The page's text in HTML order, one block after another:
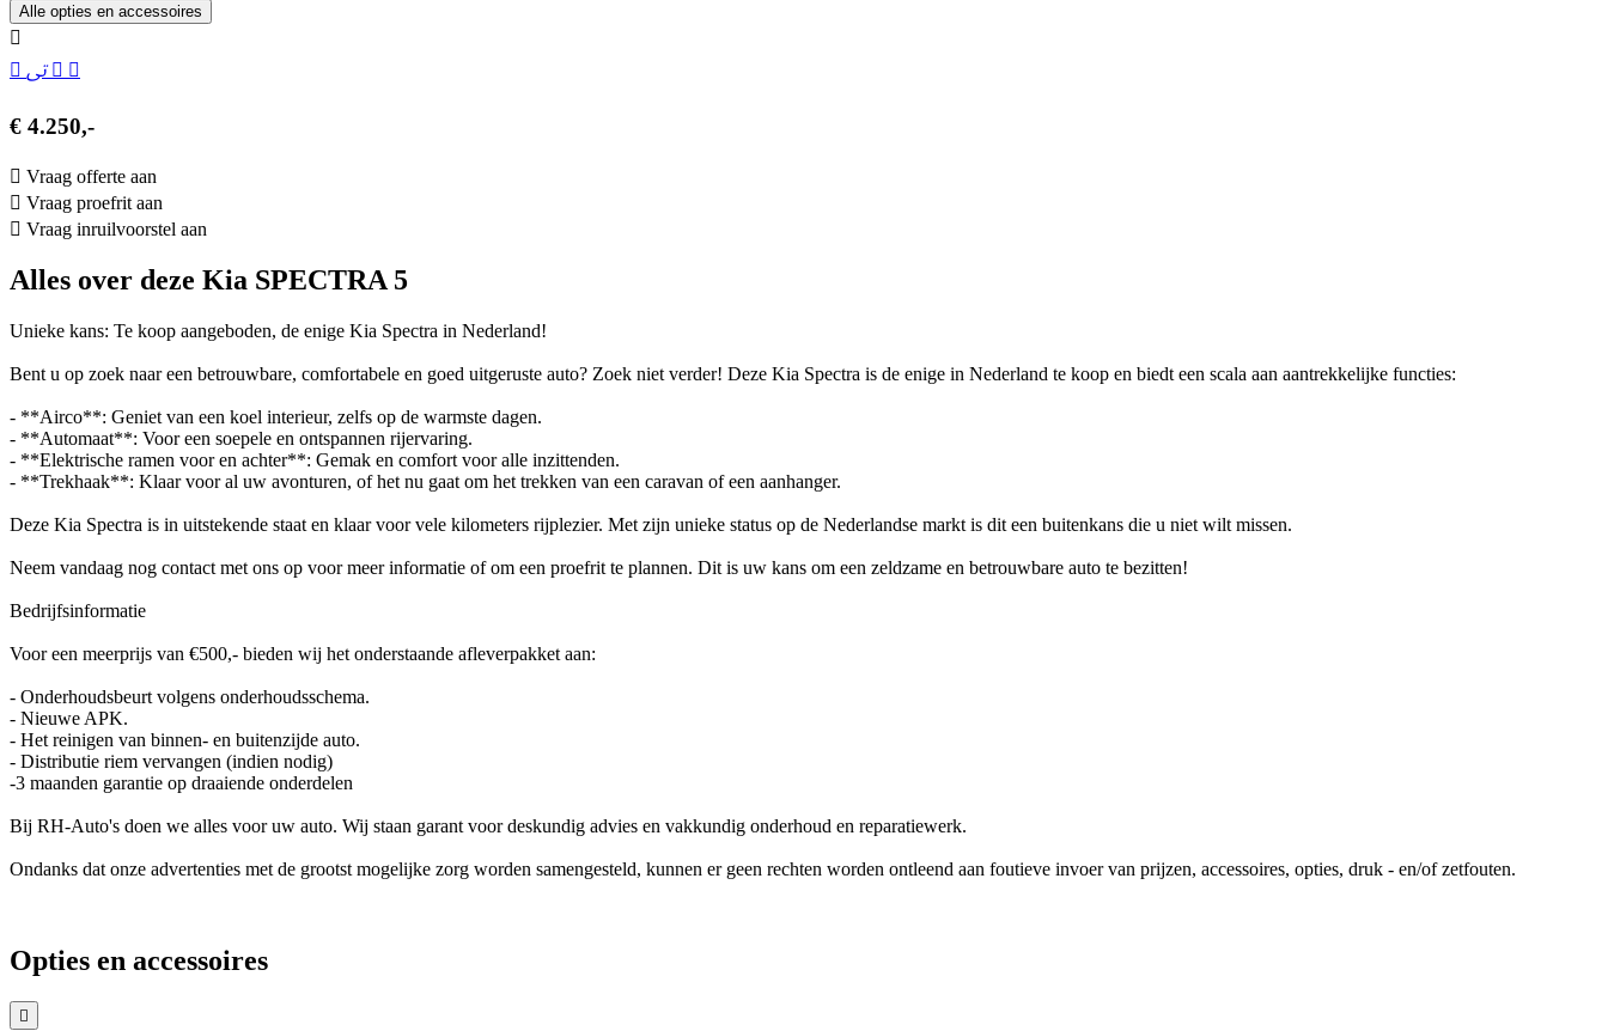
Alle opties en accessoires
€ 4.250,-
Vraag offerte aan
Vraag proefrit aan
Vraag inruilvoorstel aan
Alles over deze Kia SPECTRA 5
Unieke kans: Te koop aangeboden, de enige Kia Spectra in Nederland!
Bent u op zoek naar een betrouwbare, comfortabele en goed uitgeruste auto? Zoek niet verder! Deze Kia Spectra is de enige in Nederland te koop en biedt een scala aan aantrekkelijke functies:
- **Airco**: Geniet van een koel interieur, zelfs op de warmste dagen.
- **Automaat**: Voor een soepele en ontspannen rijervaring.
- **Elektrische ramen voor en achter**: Gemak en comfort voor alle inzittenden.
- **Trekhaak**: Klaar voor al uw avonturen, of het nu gaat om het trekken van een caravan of een aanhanger.
Deze Kia Spectra is in uitstekende staat en klaar voor vele kilometers rijplezier. Met zijn unieke status op de Nederlandse markt is dit een buitenkans die u niet wilt missen.
Neem vandaag nog contact met ons op voor meer informatie of om een proefrit te plannen. Dit is uw kans om een zeldzame en betrouwbare auto te bezitten!
Bedrijfsinformatie
Voor een meerprijs van €500,- bieden wij het onderstaande afleverpakket aan:
- Onderhoudsbeurt volgens onderhoudsschema.
- Nieuwe APK.
- Het reinigen van binnen- en buitenzijde auto.
- Distributie riem vervangen (indien nodig)
-3 maanden garantie op draaiende onderdelen
Bij RH-Auto's doen we alles voor uw auto. Wij staan garant voor deskundig advies en vakkundig onderhoud en reparatiewerk.
Ondanks dat onze advertenties met de grootst mogelijke zorg worden samengesteld, kunnen er geen rechten worden ontleend aan foutieve invoer van prijzen, accessoires, opties, druk - en/of zetfouten.
Opties en accessoires